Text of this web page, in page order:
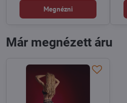
Megnézni
Már megnézett áru